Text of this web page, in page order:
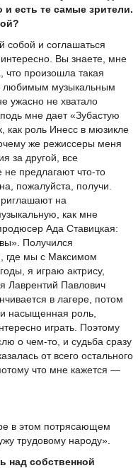
есть те самые зрители.
собой и соглашаться
интересно. Вы знаете, мне
что произошла такая
любимым музыкальным
ужасно не хватало
мне дает «Зубастую
как роль Инесс в мюзикле
же режиссеры меня
за другой, все
предлагают что-то
пожалуйста, получи.
на
как мне
Ада Ставицкая:
Получился
где мы с Максимом
я играю актрису,
Лаврентий Павлович
в лагере, потом
насыщенная роль,
играть. Поэтому
о чем-то, и судьба сразу
от всего остального
что мне кажется —
в этом потрясающем
трудовому народу».
над собственной